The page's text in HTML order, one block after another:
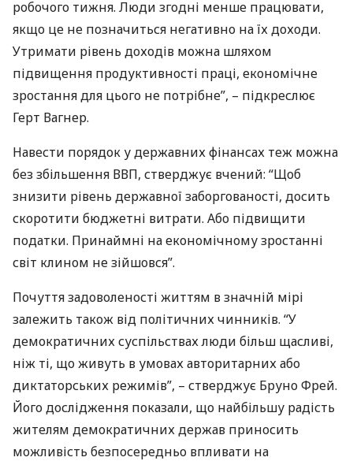
робочого тижня. Люди згодні менше працювати,
якщо це не позначиться негативно на їх доходи.
Утримати рівень доходів можна шляхом
підвищення продуктивності праці, економічне
зростання для цього не потрібне”, – підкреслює
Герт Вагнер.
Навести порядок у державних фінансах теж можна
без збільшення ВВП, стверджує вчений: “Щоб
знизити рівень державної заборгованості, досить
скоротити бюджетні витрати. Або підвищити
податки. Принаймні на економічному зростанні
світ клином не зійшовся”.
Почуття задоволеності життям в значній мірі
залежить також від політичних чинників. “У
демократичних суспільствах люди більш щасливі,
ніж ті, що живуть в умовах авторитарних або
диктаторських режимів”, – стверджує Бруно Фрей.
Його дослідження показали, що найбільшу радість
жителям демократичних держав приносить
можливість безпосередньо впливати на